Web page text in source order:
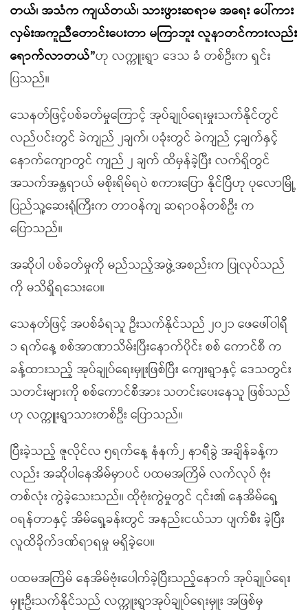
တယ်၊ အသံက ကျယ်တယ်၊ သားဖွားဆရာမ အရေး ပေါ်ကား
လှမ်းအကူညီတောင်းပေးတာ မကြာဘူး လူနာတင်ကားလည်း
ရောက်လာတယ်”ဟု လက္ကူးရွာ ဒေသ ခံ တစ်ဦးက ရှင်း
ပြသည်။
သေနတ်ဖြင့်ပစ်ခတ်မှုကြောင့် အုပ်ချုပ်ရေးမှုးသက်နိုင်တွင်
လည်ပင်းတွင် ခဲကျည် ၂ချက်၊ ပခုံးတွင် ခဲကျည် ၄ချက်နှင့်
နောက်ကျောတွင် ကျည် ၂ ချက် ထိမှန်ခဲ့ပြီး လက်ရှိတွင်
အသက်အန္တရာယ် မစိုးရိမ်ရပဲ စကားပြော နိုင်ပြီဟု ပုလောမြို့
ပြည်သူ့ဆေးရုံကြီးက တာဝန်ကျ ဆရာဝန်တစ်ဦး က
ပြောသည်။
အဆိုပါ ပစ်ခတ်မှုကို မည်သည့်အဖွဲ့အစည်းက ပြုလုပ်သည်
ကို မသိရှိရသေးပေ။
သေနတ်ဖြင့် အပစ်ခံရသူ ဦးသက်နိုင်သည် ၂၀၂၁ ဖေဖေါ်ဝါရီ
၁ ရက်နေ့ စစ်အာဏာသိမ်းပြီးနောက်ပိုင်း စစ် ကောင်စီ က
ခန့်ထားသည့် အုပ်ချုပ်ရေးမှူးဖြစ်ပြီး ကျေးရွာနှင့် ဒေသတွင်း
သတင်းများကို စစ်ကောင်စီအား သတင်းပေးနေသူ ဖြစ်သည်
ဟု လက္ကူးရွာသားတစ်ဦး ပြောသည်။
ပြီးခဲ့သည့် ဇူလိုင်လ ၅ရက်နေ့ နံနက်၂ နာရီခွဲ အချိန်ခန့်က
လည်း အဆိုပါနေအိမ်မှာပင် ပထမအကြိမ် လက်လုပ် ဗုံး
တစ်လုံး ကွဲခဲ့သေးသည်။ ထိုဗုံးကွဲမှုတွင် ၎င်း၏ နေအိမ်ရှေ့
ဝရန်တာနှင့် အိမ်ရှေ့ခန်းတွင် အနည်းငယ်သာ ပျက်စီး ခဲ့ပြီး
လူထိခိုက်ဒဏ်ရာရမှု မရှိခဲ့ပေ။
ပထမအကြိမ် နေအိမ်ဗုံးပေါက်ခဲ့ပြီးသည့်နောက် အုပ်ချုပ်ရေး
မှူးဦးသက်နိုင်သည် လက္ကူးရွာအုပ်ချုပ်ရေးမှူး အဖြစ်မှ